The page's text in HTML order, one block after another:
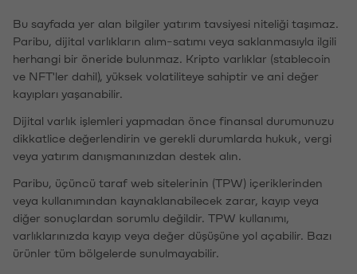
Bu sayfada yer alan bilgiler yatırım tavsiyesi niteliği taşımaz.
Paribu, dijital varlıkların alım-satımı veya saklanmasıyla ilgili
herhangi bir öneride bulunmaz. Kripto varlıklar (stablecoin
ve NFT'ler dahil), yüksek volatiliteye sahiptir ve ani değer
kayıpları yaşanabilir.
Dijital varlık işlemleri yapmadan önce finansal durumunuzu
dikkatlice değerlendirin ve gerekli durumlarda hukuk, vergi
veya yatırım danışmanınızdan destek alın.
Paribu, üçüncü taraf web sitelerinin (TPW) içeriklerinden
veya kullanımından kaynaklanabilecek zarar, kayıp veya
diğer sonuçlardan sorumlu değildir. TPW kullanımı,
varlıklarınızda kayıp veya değer düşüşüne yol açabilir. Bazı
ürünler tüm bölgelerde sunulmayabilir.